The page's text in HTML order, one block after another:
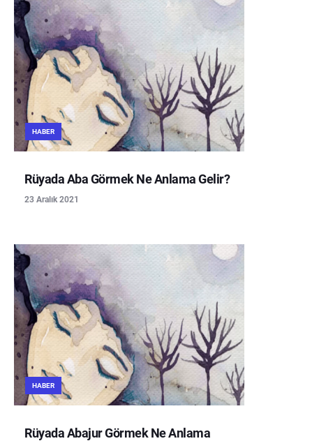
HABER
Rüyada Aba Görmek Ne Anlama Gelir?
23 Aralık 2021
HABER
Rüyada Abajur Görmek Ne Anlama